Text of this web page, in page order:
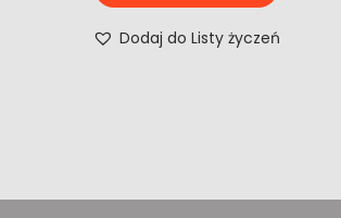
Dodaj do Listy życzeń